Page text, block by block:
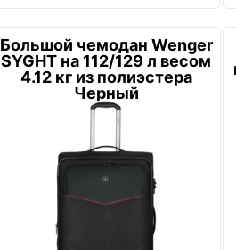
Большой чемодан Wenger
SYGHT на 112/129 л весом
4.12 кг из полиэстера
Черный